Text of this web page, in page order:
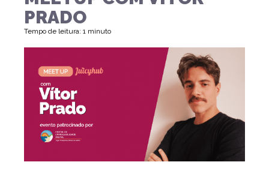
Publicar no X
PRADO
Tempo de leitura: 1 minuto